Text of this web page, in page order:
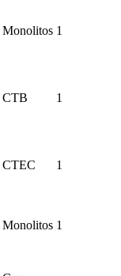
Monolitos 1
CTB 1
CTEC 1
Monolitos 1